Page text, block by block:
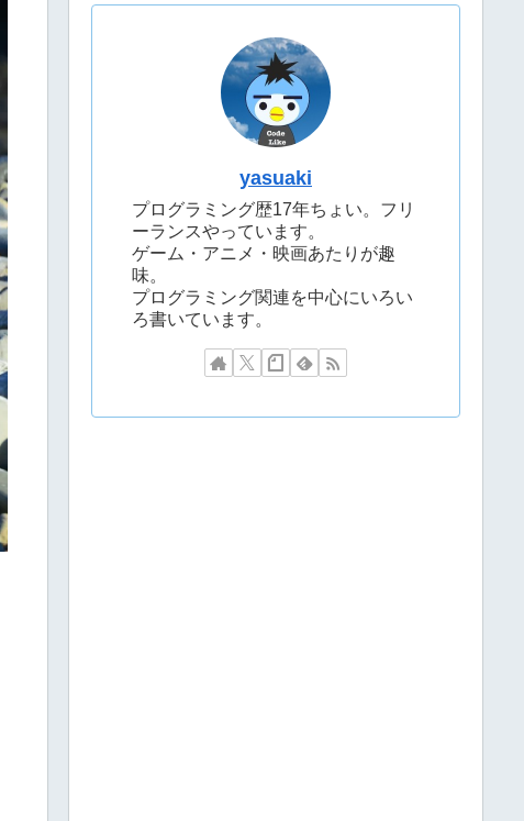
yasuaki
プログラミング歴17年ちょい。フリ
ーランスやっています。
ゲーム・アニメ・映画あたりが趣
味。
プログラミング関連を中心にいろい
ろ書いています。